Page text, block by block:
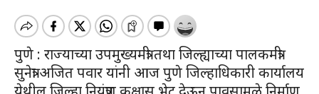
पुणे : राज्याच्या उपमुख्यमंत्री तथा जिल्ह्याच्या पालकमंत्री
सुनेत्रा अजित पवार यांनी आज पुणे जिल्हाधिकारी कार्यालय